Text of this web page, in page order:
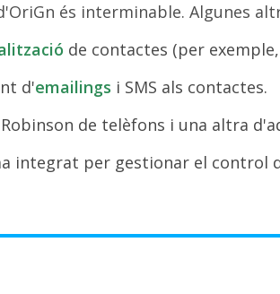
és interminable. Algunes
de contactes (per
d'emailings i SMS als contactes.
de telèfons i una altra
integrat per gestionar el control